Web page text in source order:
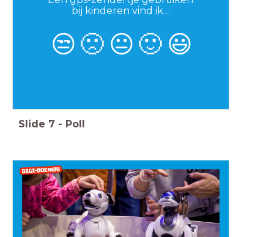
bij kinderen vind ik…
😒 🙁 😐 🙂 😃
Slide 7 - Poll